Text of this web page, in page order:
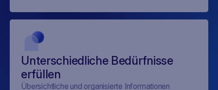
Unterschiedliche Bedürfnisse
erfüllen
Übersichtliche und organisierte Informationen